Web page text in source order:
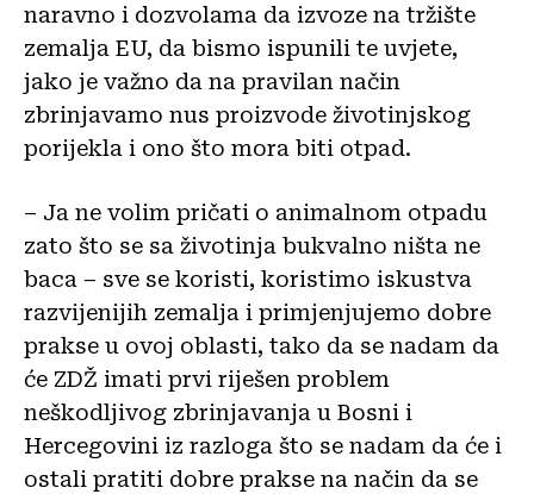
naravno i dozvolama da izvoze na tržište
zemalja EU, da bismo ispunili te uvjete,
jako je važno da na pravilan način
zbrinjavamo nus proizvode životinjskog
porijekla i ono što mora biti otpad.
– Ja ne volim pričati o animalnom otpadu
zato što se sa životinja bukvalno ništa ne
baca – sve se koristi, koristimo iskustva
razvijenijih zemalja i primjenjujemo dobre
prakse u ovoj oblasti, tako da se nadam da
će ZDŽ imati prvi riješen problem
neškodljivog zbrinjavanja u Bosni i
Hercegovini iz razloga što se nadam da će i
ostali pratiti dobre prakse na način da se